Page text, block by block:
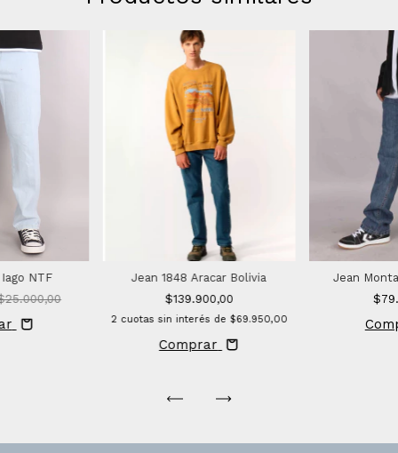
NTF
Jean 1848 Aracar Bolivia
$139.900,00
2 cuotas sin interés de $69.950,00
Comprar
Jean